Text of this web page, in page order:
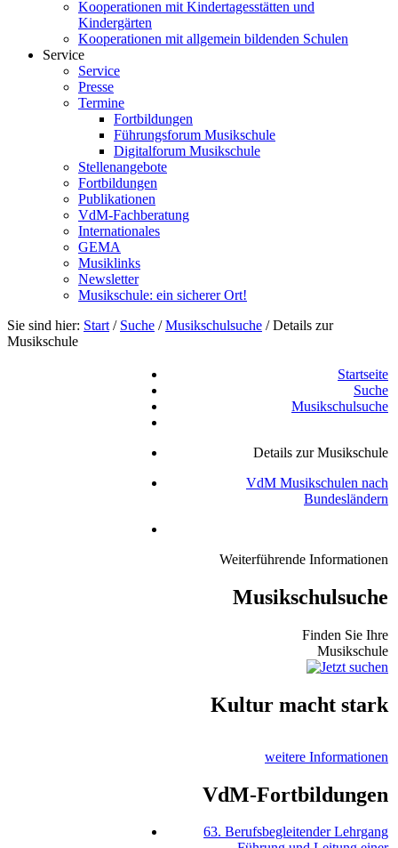
Kooperationen mit Kindertagesstätten und
Kindergärten
Kooperationen mit allgemein bildenden Schulen
Service
Service
Presse
Termine
Fortbildungen
Führungsforum Musikschule
Digitalforum Musikschule
Stellenangebote
Fortbildungen
Publikationen
VdM-Fachberatung
Internationales
GEMA
Musiklinks
Newsletter
Musikschule: ein sicherer Ort!
Sie sind hier: Start / Suche /Musikschulsuche /Details zur
Musikschule
Startseite
Suche
Musikschulsuche
Details zur Musikschule
VdM Musikschulen nach
Bundesländern
Weiterführende Informationen
Musikschulsuche
Finden Sie Ihre
Musikschule
Kultur macht stark
weitere Informationen
VdM-Fortbildungen
63. Berufsbegleitender Lehrgang